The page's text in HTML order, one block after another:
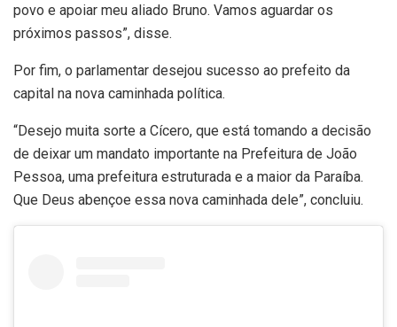
povo e apoiar meu aliado Bruno. Vamos aguardar os
próximos passos”, disse.
Por fim, o parlamentar desejou sucesso ao prefeito da
capital na nova caminhada política.
“Desejo muita sorte a Cícero, que está tomando a decisão
de deixar um mandato importante na Prefeitura de João
Pessoa, uma prefeitura estruturada e a maior da Paraíba.
Que Deus abençoe essa nova caminhada dele”, concluiu.